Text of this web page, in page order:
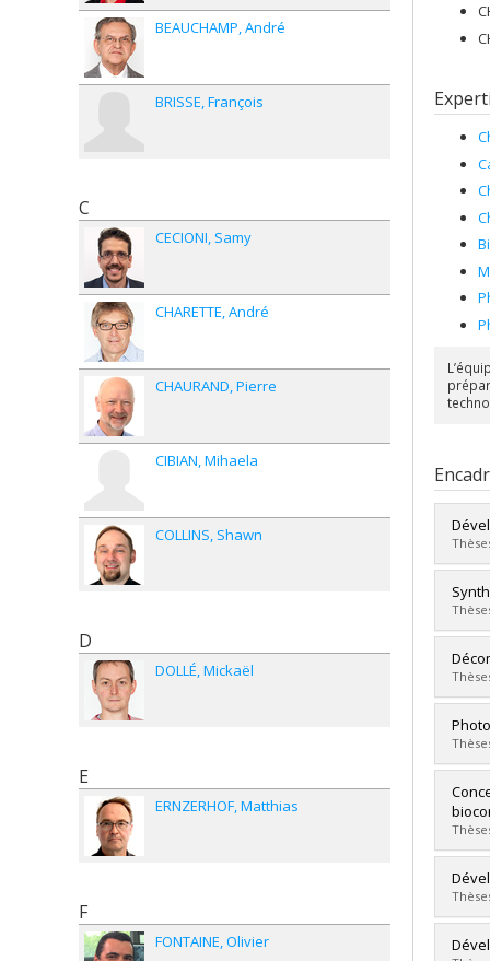
Cycle
Cycle
Cycle
Lien
Cycle
BEAUCHAMP André
BRISSE François
C
CECIONI Samy
CHARETTE André
CHAURAND Pierre
CIBIAN Mihaela
COLLINS Shawn
D
DOLLÉ Mickaël
E
ERNZERHOF Matthias
F
FONTAINE Olivier